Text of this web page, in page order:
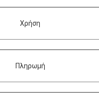
Χρήση
Πληρωμή